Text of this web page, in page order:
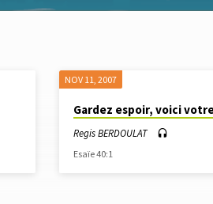
NOV 11, 2007
Gardez espoir, voici
Regis BERDOULAT
Esaïe 40:1